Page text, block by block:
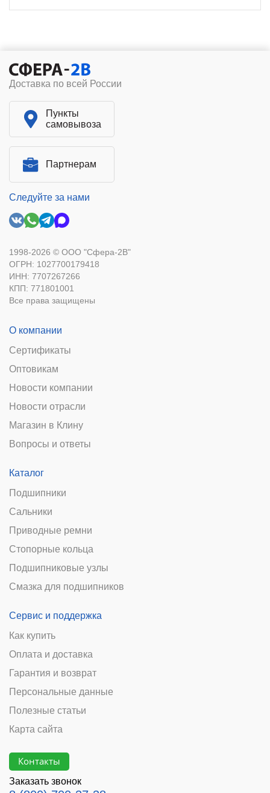
Доставка по всей России
Пункты
самовывоза
Партнерам
Следуйте за нами
1998-2026 © ООО "Сфера-2В"
ОГРН: 1027700179418
ИНН: 7707267266
КПП: 771801001
Все права защищены
О компании
Сертификаты
Оптовикам
Новости компании
Новости отрасли
Магазин в Клину
Вопросы и ответы
Каталог
Подшипники
Сальники
Приводные ремни
Стопорные кольца
Подшипниковые узлы
Смазка для подшипников
Сервис и поддержка
Как купить
Оплата и доставка
Гарантия и возврат
Персональные данные
Полезные статьи
Карта сайта
Контакты
Заказать звонок